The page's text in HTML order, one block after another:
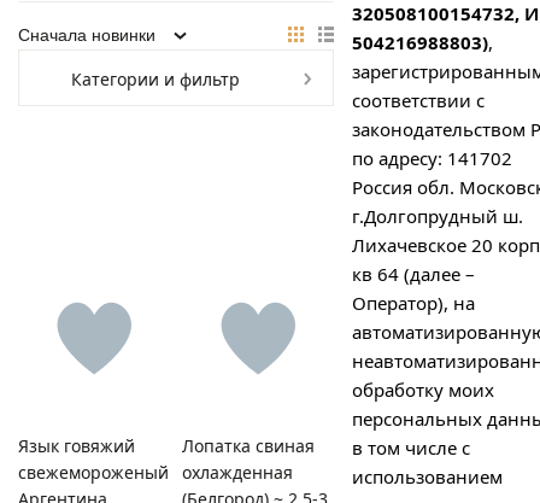
Категории и фильтр
Язык говяжий
свежемороженый
Лопатка свиная
охлажденная
обработку
Отправляя форму, я соглашаюсь с
политикой
конфиденциальности
Ваш вопрос
320508100154732,
504216988803),
соответствии с
законодательством
по адресу: 141702
Россия обл.
г.Долгопрудный ш.
Лихачевское 20
кв 64 (далее –
Оператор), на
обработку моих
персональных
в том числе с
использованием